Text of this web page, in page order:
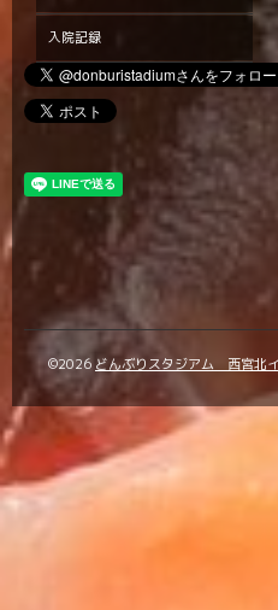
入院記録
©2026 どんぶりスタジアム 西宮北